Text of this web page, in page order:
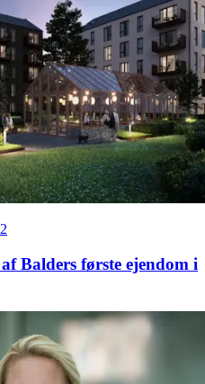
Balders første ejendom i